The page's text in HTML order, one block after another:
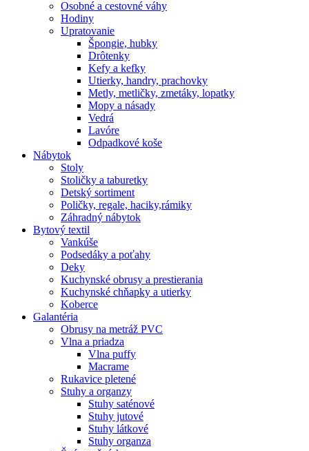
Osobné a cestovné váhy
Hodiny
Upratovanie
Špongie, hubky
Drôtenky
Kefy a kefky
Utierky, handry, prachovky
Metly, metličky, zmetáky, lopatky
Mopy a násady
Vedrá
Lavóre
Odpadkové koše
Nábytok
Stoly
Stoličky a taburetky
Detský sortiment
Poličky, regale, haciky,rámiky
Záhradný nábytok
Bytový textil
Vankúše
Podsedáky a poťahy
Deky
Kuchynské obrusy a prestierania
Kuchynské chňapky a utierky
Koberce
Galantéria
Obrusy na metráž PVC
Vlna a priadza
Vlna puffy
Macrame
Rukavice pletené
Stuhy a organzy
Stuhy saténové
Stuhy jutové
Stuhy látkové
Stuhy organza